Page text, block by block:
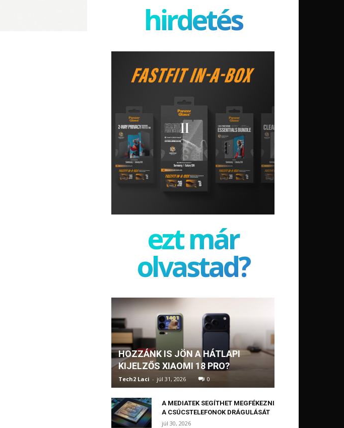
hirdetés
ezt már
olvastad?
HOZZÁNK IS JÖN A HÁTLAPI
KIJELZŐS XIAOMI 18 PRO?
Tech2 Laci - júl 31, 2026 0
A MEDIATEK SEGÍTHET MEGFÉKEZNI
A CSÚCSTELEFONOK DRÁGULÁSÁT
júl 30, 2026